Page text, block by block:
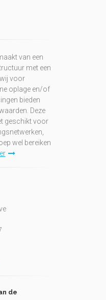
van een
met een
voor
oplage en/of
bieden
Deze
geschikt voor
wel bereiken
de